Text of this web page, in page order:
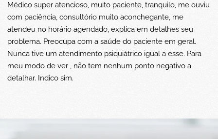
Médico super atencioso, muito paciente, tranquilo, me ouviu
com paciência, consultório muito aconchegante, me
atendeu no horário agendado, explica em detalhes seu
problema. Preocupa com a saúde do paciente em geral.
Nunca tive um atendimento psiquiátrico igual a esse. Para
meu modo de ver , não tem nenhum ponto negativo a
detalhar. Indico sim.